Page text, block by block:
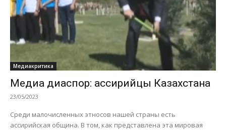
Медиакритика
Медиа диаспор: ассирийцы Казахстана
23/05/2023
Среди малочисленных этносов нашей страны есть
ассирийская община. В том, как представлена эта мировая